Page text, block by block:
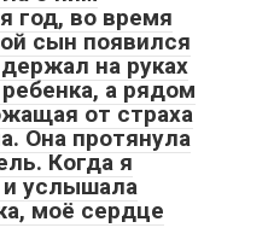
год, во время
сын появился
на руках
а рядом
от страха
Она протянула
Когда я
и услышала
моё сердце